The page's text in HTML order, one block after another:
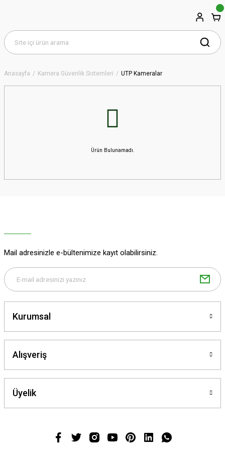
Anasayfa Kamera Güvenlik Sistemleri UTP Kameralar
Ürün Bulunamadı.
Mail adresinizle e-bültenimize kayıt olabilirsiniz.
Kurumsal
Alışveriş
Üyelik